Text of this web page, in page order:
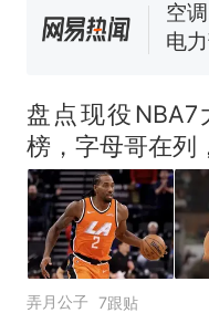
“不
搜
汁
队
人
非
热
因
人生
盘点现役
榜，字母哥在列
弄月公子 7跟贴